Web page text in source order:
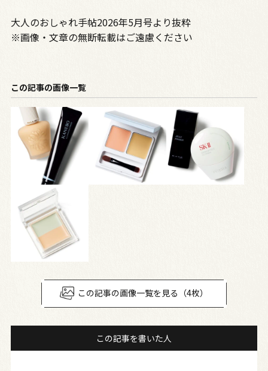
大人のおしゃれ手帖2026年5月号より抜粋
※画像・文章の無断転載はご遠慮ください
この記事の画像一覧
この記事の画像一覧を見る（4枚）
この記事を書いた人